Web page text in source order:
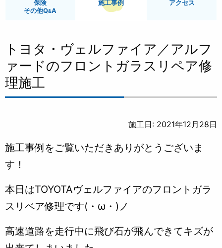
保険
その他Q&A
施工事例 アクセス
トヨタ・ヴェルファイア／アルフ
ァードのフロントガラスリペア修
理施工
施工日: 2021年12月28日
施工事例をご覧いただきありがとうございま
す！
本日はTOYOTAヴェルファイアのフロントガラ
スリペア修理です(・ω・)ノ
高速道路を走行中に飛び石が飛んできてキズが